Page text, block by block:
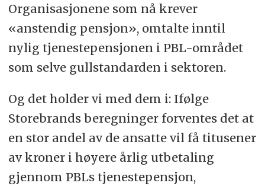
Organisasjonene som nå krever
«anstendig pensjon», omtalte inntil
nylig tjenestepensjonen i PBL-området
som selve gullstandarden i sektoren.
Og det holder vi med dem i: Ifølge
Storebrands beregninger forventes det at
en stor andel av de ansatte vil få titusener
av kroner i høyere årlig utbetaling
gjennom PBLs tjenestepensjon,